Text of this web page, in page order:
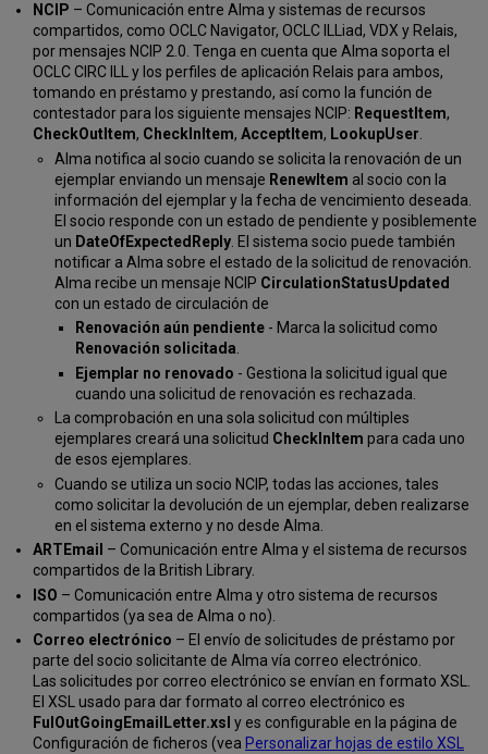
correo
electrónico
Parámetros
ILLiad
Parámetros
SLNP
Parámetros
de
la
red
de
servicios
al
usuario
Parámetros
BLDSS
Parámetros
RapidILL
Parámetros
NACSIS
Tipasa,
WorldShare
ILL
y
Parámetros
Relais
Proveedor
del
agente
de
última
instancia
Socio
punto
NCIP – Comunicación entre Alma y sistemas de recursos
compartidos, como OCLC Navigator, OCLC ILLiad, VDX y Relais,
por mensajes NCIP 2.0. Tenga en cuenta que Alma soporta el
OCLC CIRC ILL y los perfiles de aplicación Relais para ambos,
tomando en préstamo y prestando, así como la función de
contestador para los siguiente mensajes NCIP: RequestItem,
CheckOutItem, CheckInItem, AcceptItem, LookupUser.
Alma notifica al socio cuando se solicita la renovación de un
ejemplar enviando un mensaje RenewItem al socio con la
información del ejemplar y la fecha de vencimiento deseada.
El socio responde con un estado de pendiente y posiblemente
un DateOfExpectedReply. El sistema socio puede también
notificar a Alma sobre el estado de la solicitud de renovación.
Alma recibe un mensaje NCIP CirculationStatusUpdated
con un estado de circulación de
Renovación aún pendiente - Marca la solicitud como
Renovación solicitada.
Ejemplar no renovado - Gestiona la solicitud igual que
cuando una solicitud de renovación es rechazada.
La comprobación en una sola solicitud con múltiples
ejemplares creará una solicitud CheckInItem para cada uno
de esos ejemplares.
Cuando se utiliza un socio NCIP, todas las acciones, tales
como solicitar la devolución de un ejemplar, deben realizarse
en el sistema externo y no desde Alma.
ARTEmail – Comunicación entre Alma y el sistema de recursos
compartidos de la British Library.
ISO – Comunicación entre Alma y otro sistema de recursos
compartidos (ya sea de Alma o no).
Correo electrónico – El envío de solicitudes de préstamo por
parte del socio solicitante de Alma vía correo electrónico.
Las solicitudes por correo electrónico se envían en formato XSL.
El XSL usado para dar formato al correo electrónico es
FulOutGoingEmailLetter.xsl y es configurable en la página de
Configuración de ficheros (vea Personalizar hojas de estilo XSL